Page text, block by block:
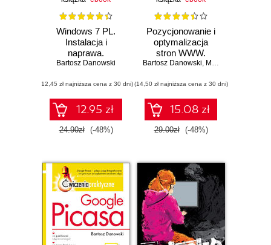
Windows 7 PL.
Instalacja i
naprawa.
Ćwiczenia
Bartosz Danowski
(12,45 zł najniższa cena z 30 dni)
12.95 zł
24.90zł (-48%)
Pozycjonowanie i
optymalizacja
stron WWW.
Ćwiczenia
Bartosz Danowski, Michał Makaruk
(14,50 zł najniższa cena z 30 dni)
15.08 zł
29.00zł (-48%)